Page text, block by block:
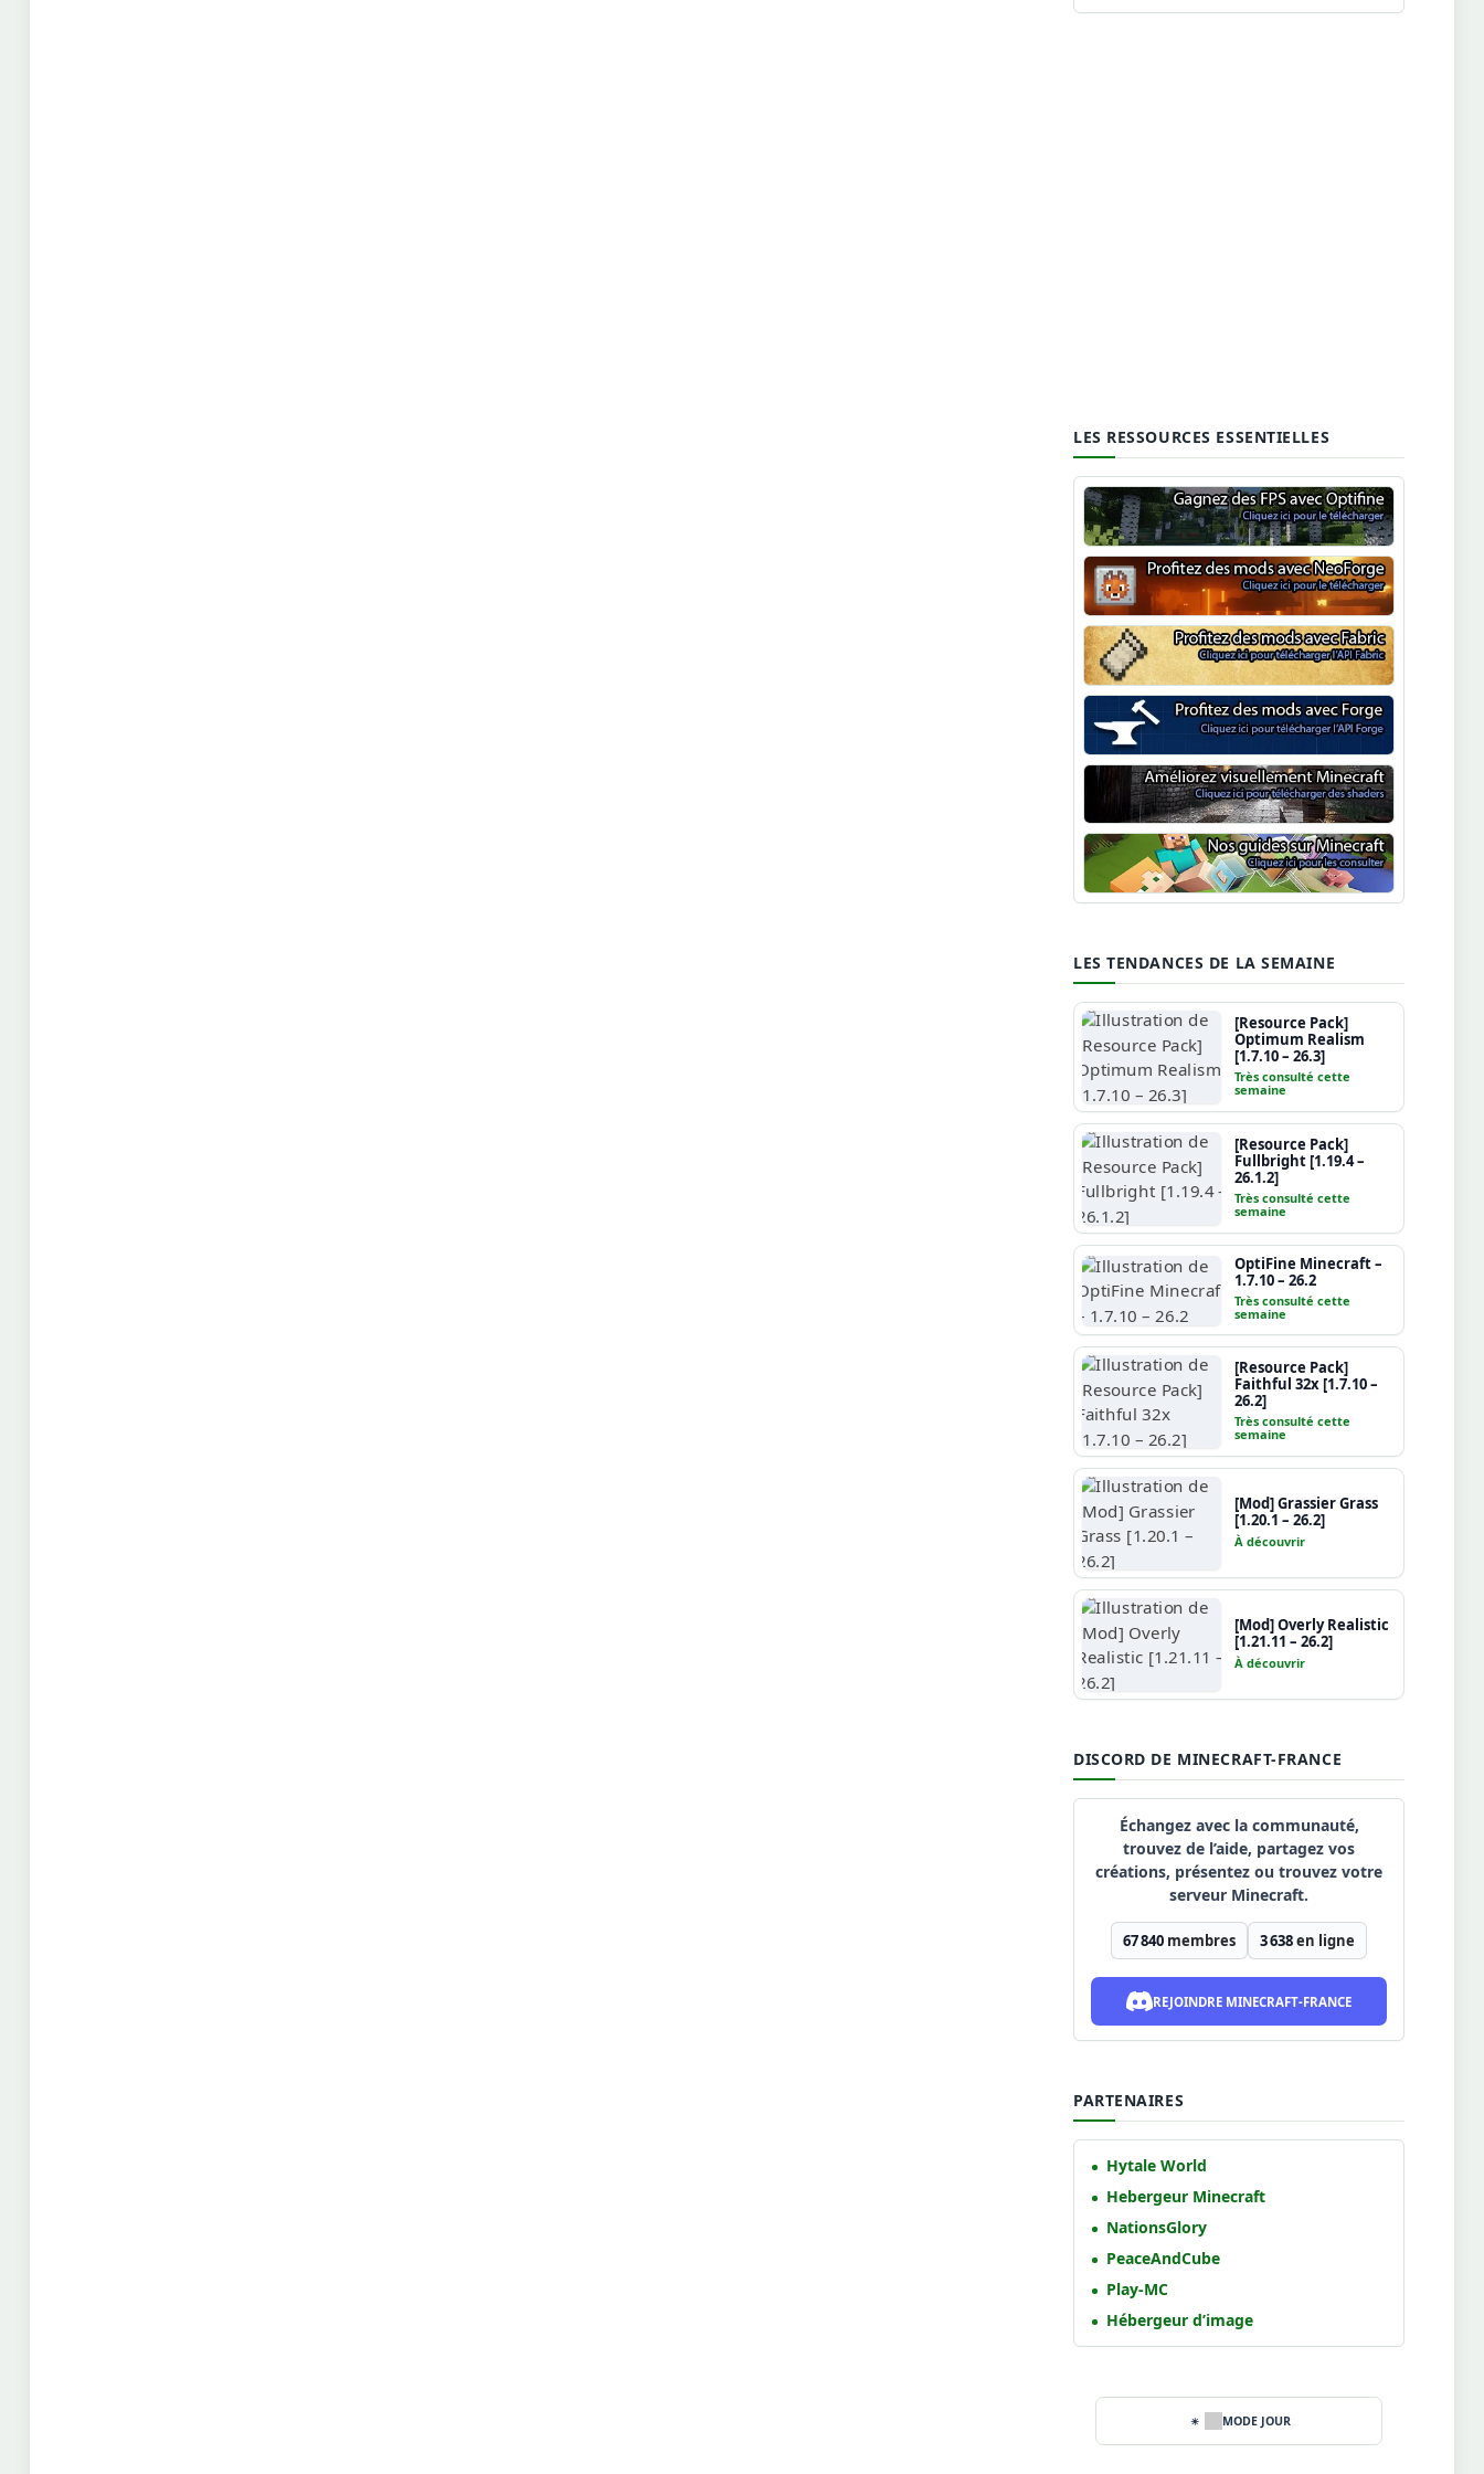
LES RESSOURCES ESSENTIELLES
Optifine
NeoForge
Minecraft Fabric
Minecraft Forge
Shaders Minecraft
Guide Minecraft
LES TENDANCES DE LA SEMAINE
[Resource Pack]
Optimum Realism
[1.7.10 – 26.3]
Très consulté cette
semaine
[Resource Pack]
Fullbright [1.19.4 –
26.1.2]
Très consulté cette
semaine
OptiFine Minecraft –
1.7.10 – 26.2
Très consulté cette
semaine
[Resource Pack]
Faithful 32x [1.7.10 –
26.2]
Très consulté cette
semaine
[Mod] Grassier Grass
[1.20.1 – 26.2]
À découvrir
[Mod] Overly Realistic
[1.21.11 – 26.2]
À découvrir
DISCORD DE MINECRAFT-FRANCE
Échangez avec la communauté,
trouvez de l’aide, partagez vos
créations, présentez ou trouvez votre
serveur Minecraft.
67 840 membres 3 638en ligne
REJOINDRE MINECRAFT-FRANCE
PARTENAIRES
Hytale World
Hebergeur Minecraft
NationsGlory
PeaceAndCube
Play-MC
Hébergeur d’image
MODE JOUR